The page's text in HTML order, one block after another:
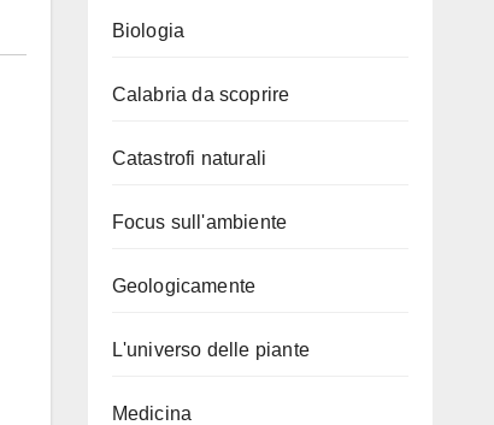
Biologia
Calabria da scoprire
Catastrofi naturali
Focus sull'ambiente
Geologicamente
L'universo delle piante
Medicina